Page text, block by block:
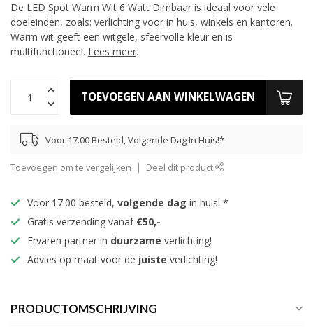
De LED Spot Warm Wit 6 Watt Dimbaar is ideaal voor vele
doeleinden, zoals: verlichting voor in huis, winkels en kantoren.
Warm wit geeft een witgele, sfeervolle kleur en is
multifunctioneel. Lees meer.
TOEVOEGEN AAN WINKELWAGEN
Voor 17.00 Besteld, Volgende Dag In Huis!*
Toevoegen om te vergelijken Deel dit product
Voor 17.00 besteld, volgende dag in huis! *
Gratis verzending vanaf €50,-
Ervaren partner in duurzame verlichting!
Advies op maat voor de juiste verlichting!
PRODUCTOMSCHRIJVING